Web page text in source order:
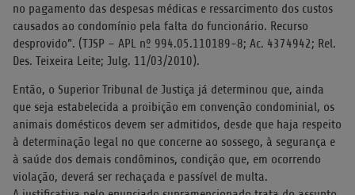
no pagamento das despesas médicas e ressarcimento dos custos
causados ao condomínio pela falta do funcionário. Recurso
desprovido”. (TJSP – APL nº 994.05.110189-8; Ac. 4374942; Rel.
Des. Teixeira Leite; Julg. 11/03/2010).
Então, o Superior Tribunal de Justiça já determinou que, ainda
que seja estabelecida a proibição em convenção condominial, os
animais domésticos devem ser admitidos, desde que haja respeito
à determinação legal no que concerne ao sossego, à segurança e
à saúde dos demais condôminos, condição que, em ocorrendo
violação, deverá ser rechaçada e passível de multa.